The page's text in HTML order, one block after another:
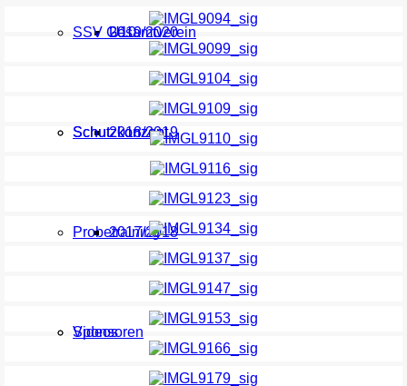
U10
Schutzkonzept
Probetraining
Sponsoren
2019/2020
2018/2019
2017/2018
Videos
SSV Gesamtverein
Schutzkonzept